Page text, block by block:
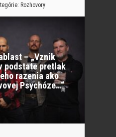
Rozhovory
– „Vznik
podstate pretlak
razenia ako
Psychóze…“